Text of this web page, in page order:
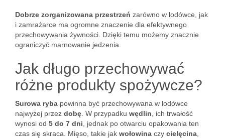
Dobrze zorganizowana przestrzeń zarówno w lodówce, jak
i zamrażarce ma ogromne znaczenie dla efektywnego
przechowywania żywności. Dzięki temu możemy znacznie
ograniczyć marnowanie jedzenia.
Jak długo przechowywać
różne produkty spożywcze?
Surowa ryba powinna być przechowywana w lodówce
najwyżej przez dobę . W przypadku wędlin , ich trwałość
wynosi od 5 do 7 dni , jednak po otwarciu opakowania ten
czas się skraca. Mięso, takie jak wołowina czy cielęcina